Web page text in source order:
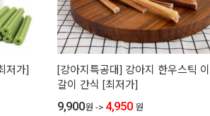
저가]
[강아지특공대] 강아지 한우스틱 이
갈이 간식 [최저가]
9,900원-> 4,950 원